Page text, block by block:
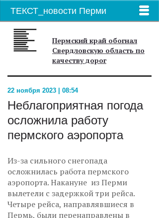
ТЕКСТ_новости Перми
Пермский край обогнал
Свердловскую область по
качеству дорог
22 ноября 2023 | 08:54
Неблагоприятная погода
осложнила работу
пермского аэропорта
Из-за сильного снегопада
осложнилась работа пермского
аэропорта. Накануне из Перми
вылетели с задержкой три рейса.
Четыре рейса, направлявшиеся в
Пермь, были перенаправлены в